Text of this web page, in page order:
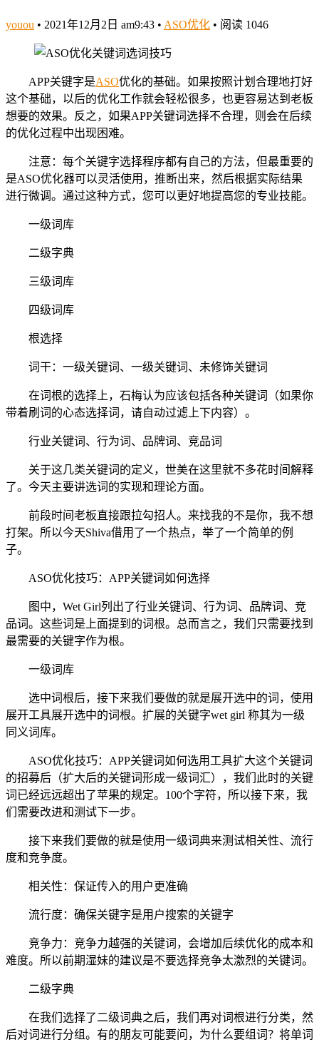
youou • 2021年12月2日 am9:43 • ASO优化 • 阅读 1046
APP关键字是ASO优化的基础。如果按照计划合理地打好
这个基础，以后的优化工作就会轻松很多，也更容易达到老板
想要的效果。反之，如果APP关键词选择不合理，则会在后续
的优化过程中出现困难。
注意：每个关键字选择程序都有自己的方法，但最重要的
是ASO优化器可以灵活使用，推断出来，然后根据实际结果
进行微调。通过这种方式，您可以更好地提高您的专业技能。
一级词库
二级字典
三级词库
四级词库
根选择
词干：一级关键词、一级关键词、未修饰关键词
在词根的选择上，石梅认为应该包括各种关键词（如果你
带着刷词的心态选择词，请自动过滤上下内容）。
行业关键词、行为词、品牌词、竞品词
关于这几类关键词的定义，世美在这里就不多花时间解释
了。今天主要讲选词的实现和理论方面。
前段时间老板直接跟拉勾招人。来找我的不是你，我不想
打架。所以今天Shiva借用了一个热点，举了一个简单的例
子。
ASO优化技巧：APP关键词如何选择
图中，Wet Girl列出了行业关键词、行为词、品牌词、竞
品词。这些词是上面提到的词根。总而言之，我们只需要找到
最需要的关键字作为根。
一级词库
选中词根后，接下来我们要做的就是展开选中的词，使用
展开工具展开选中的词根。扩展的关键字wet girl 称其为一级
同义词库。
ASO优化技巧：APP关键词如何选用工具扩大这个关键词
的招募后（扩大后的关键词形成一级词汇），我们此时的关键
词已经远远超出了苹果的规定。100个字符，所以接下来，我
们需要改进和测试下一步。
接下来我们要做的就是使用一级词典来测试相关性、流行
度和竞争度。
相关性：保证传入的用户更准确
流行度：确保关键字是用户搜索的关键字
竞争力：竞争力越强的关键词，会增加后续优化的成本和
难度。所以前期湿妹的建议是不要选择竞争太激烈的关键词。
二级字典
在我们选择了二级词典之后，我们再对词根进行分类，然
后对词进行分组。有的朋友可能要问，为什么要组词？将单词